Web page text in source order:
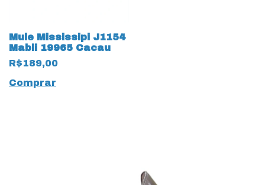
Mule Mississipi J1154
Mabli 19965 Cacau
R$189,00
Comprar